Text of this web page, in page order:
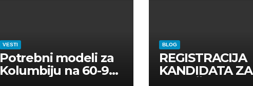
VESTI
Potrebni modeli za
Kolumbiju na 60-90
BLOG
REGISTRACIJA
KANDIDATA ZA